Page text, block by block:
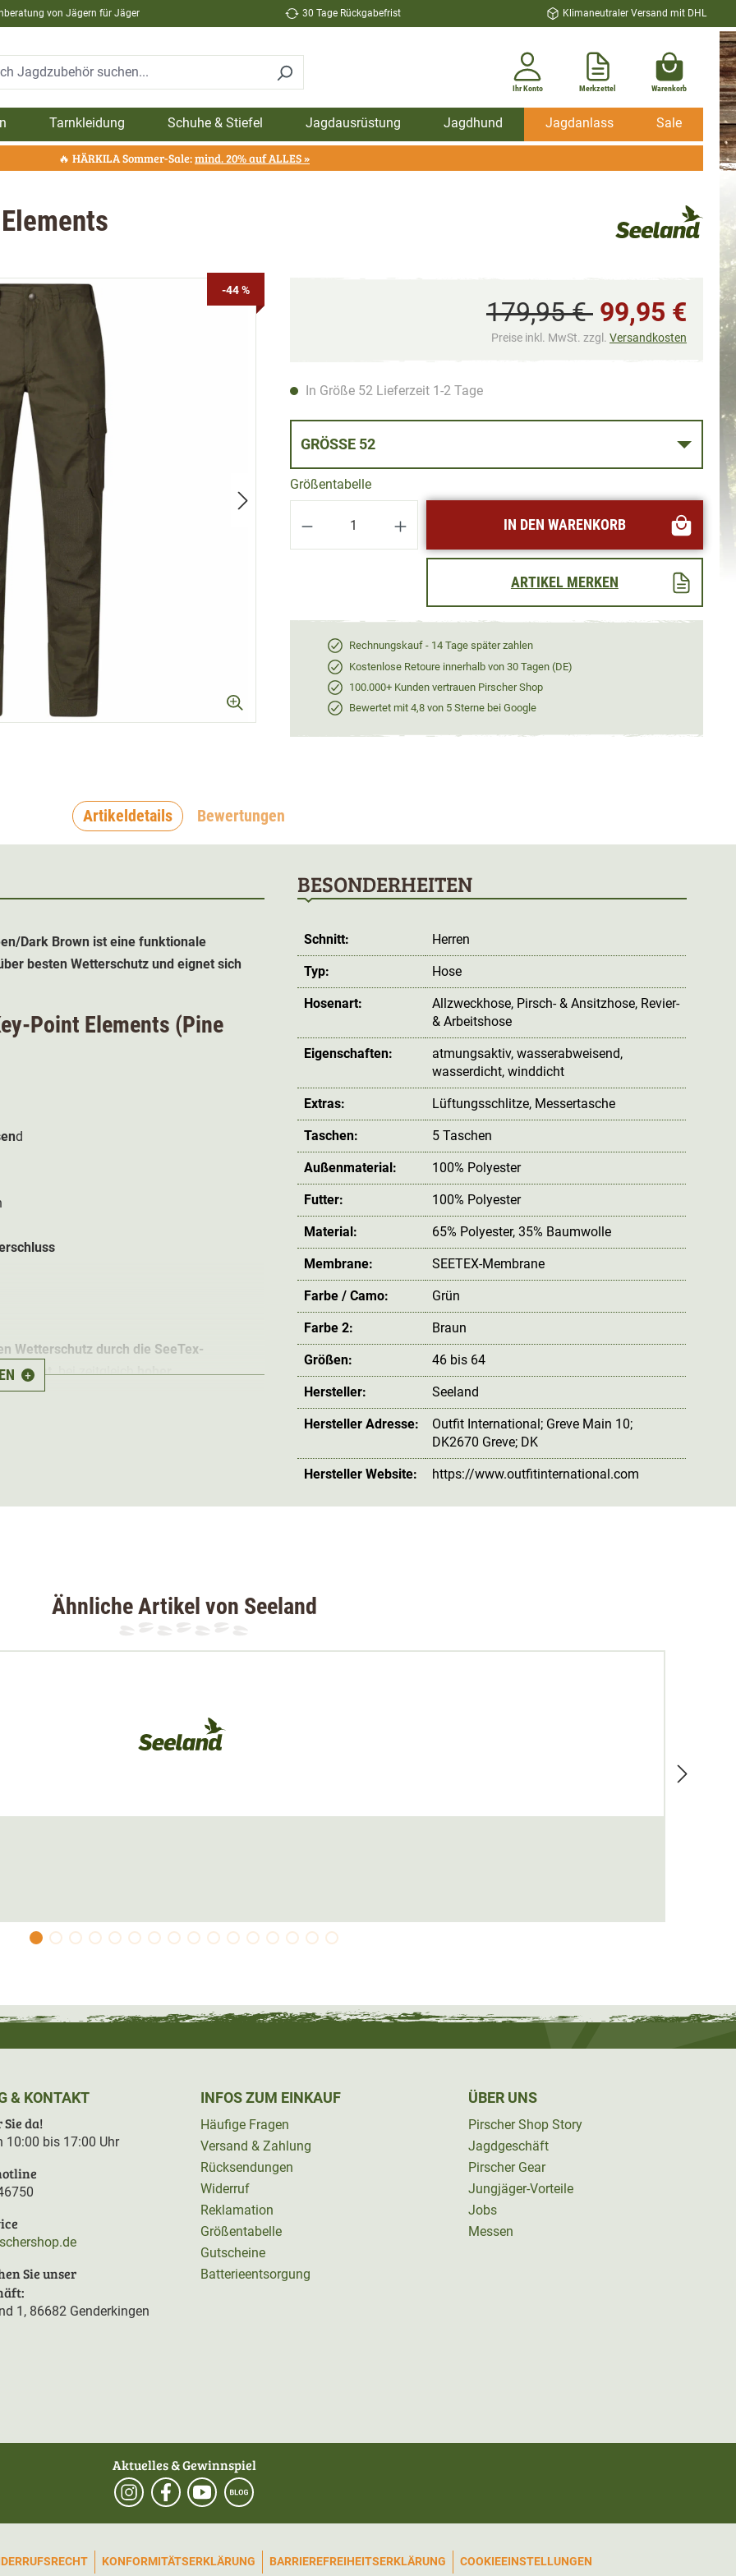
von Jägern für Jäger 30 Tage Rückgabefrist Klimaneutraler Versand mit DHL
Ihr Konto Merkzettel Warenkorb
Tarnkleidung Schuhe & Stiefel Jagdausrüstung Jagdhund Jagdanlass Sale
🔥 HÄRKILA Sommer-Sale:mind. 20% auf ALLES »
-44 %
179,95 € 99,95 €
Preise inkl. MwSt. zzgl. Versandkosten
In Größe 52 Lieferzeit 1-2 Tage
GRÖSSE 52
Größentabelle
Produkt Anzahl: Gib den gewünschten Wert ein
IN DEN WARENKORB
ARTIKEL MERKEN
Rechnungskauf - 14 Tage später zahlen
Kostenlose Retoure innerhalb von 30 Tagen (DE)
100.000+ Kunden vertrauen Pirscher Shop
Bewertet mit 4,8 von 5 Sterne bei Google
Artikeldetails Bewertungen
Dark Brown ist eine funktionale
besten Wetterschutz und eignet sich
Point Elements (Pine
d
Wetterschutz durch die SeeTex-
bei zeitgleichhoher
Hose zudem
in der Übergangszeit.
+
BESONDERHEITEN
Schnitt: Herren
Typ: Hose
Hosenart: Allzweckhose, Pirsch- & Ansitzhose, Revier-
& Arbeitshose
Eigenschaften: atmungsaktiv, wasserabweisend,
wasserdicht, winddicht
Extras: Lüftungsschlitze, Messertasche
Taschen: 5 Taschen
Außenmaterial: 100% Polyester
Futter: 100% Polyester
Material: 65% Polyester, 35% Baumwolle
Membrane: SEETEX-Membrane
Farbe / Camo: Grün
Farbe 2: Braun
Größen: 46 bis 64
Hersteller: Seeland
Hersteller Adresse:
Outfit International; Greve Main 10;
DK2670 Greve; DK
Hersteller Website: https://www.outfitinternational.com
Ähnliche Artikel von Seeland
& KONTAKT
da!
10:00 bis 17:00 Uhr
Sie unser
1, 86682 Genderkingen
INFOS ZUM EINKAUF
Häufige Fragen
Versand & Zahlung
Rücksendungen
Widerruf
Reklamation
Größentabelle
Gutscheine
Batterieentsorgung
ÜBER UNS
Pirscher Shop Story
Jagdgeschäft
Pirscher Gear
Jungjäger-Vorteile
Jobs
Messen
Aktuelles & Gewinnspiel
KONFORMITÄTSERKLÄRUNG BARRIEREFREIHEITSERKLÄRUNG COOKIEEINSTELLUNGEN